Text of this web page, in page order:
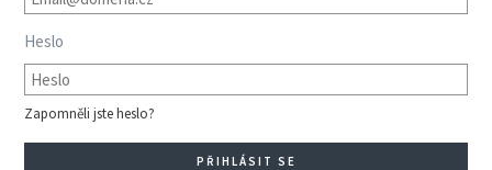
Heslo
Zapomněli jste heslo?